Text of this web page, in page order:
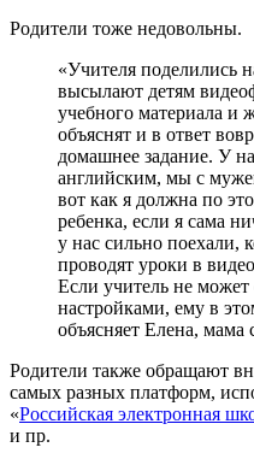
Родители тоже недовольны.
«Учителя поделились
высылают детям
учебного материала и
объяснят и в ответ
домашнее задание. У
английским, мы с
вот как я должна по
ребенка, если я сама
у нас сильно поехали,
проводят уроки в
Если учитель не может
настройками, ему в
объясняет Елена, мама
Родители также обращают
самых разных платформ,
«Российская электронная
и пр.